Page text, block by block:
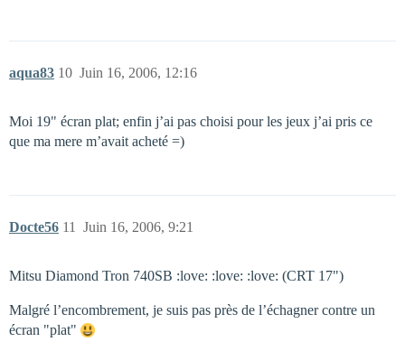
aqua83 Juin 16, 2006, 12:16
10
Moi 19" écran plat; enfin j’ai pas choisi pour les jeux j’ai pris ce
que ma mere m’avait acheté =)
Docte56 Juin 16, 2006, 9:21
11
Mitsu Diamond Tron 740SB :love: :love: :love: (CRT 17")
Malgré l’encombrement, je suis pas près de l’échagner contre un
écran "plat"